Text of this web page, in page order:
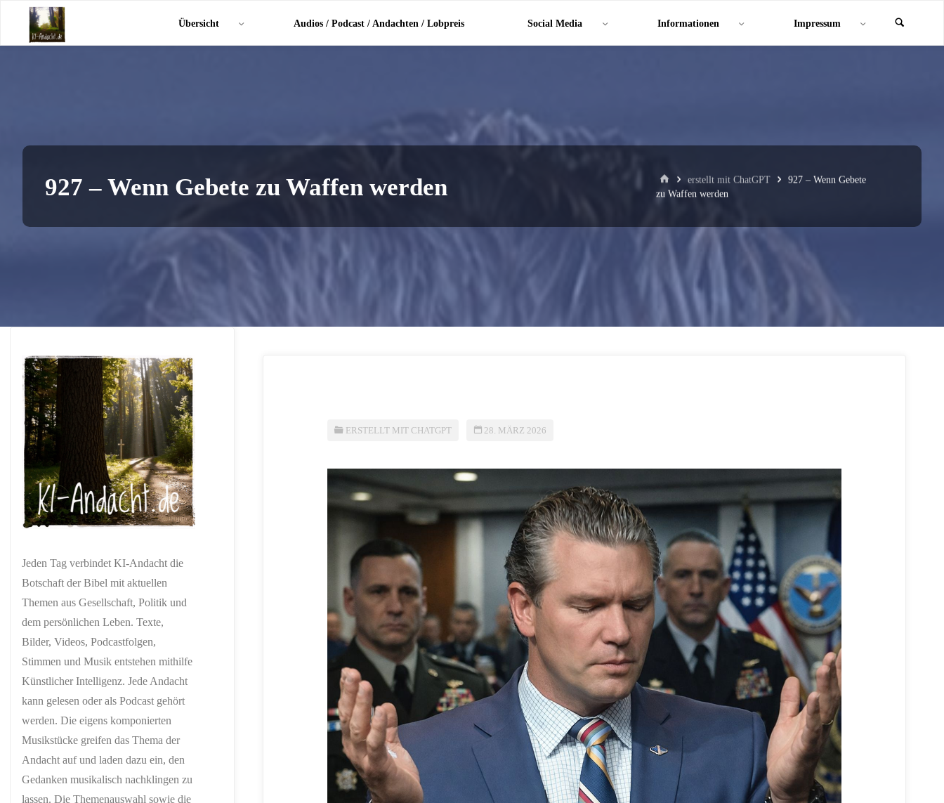
springen
Übersicht Audios / Podcast / Andachten / Lobpreis Social Media Informationen Impressum
927 – Wenn Gebete zu Waffen werden Starterstellt mit ChatGPT
927 – Wenn Gebete
zu Waffen werden
ERSTELLT MIT CHATGPT 28. MÄRZ 2026
Jeden Tag verbindet KI-Andacht die
Botschaft der Bibel mit aktuellen
Themen aus Gesellschaft, Politik und
dem persönlichen Leben. Texte,
Bilder, Videos, Podcastfolgen,
Stimmen und Musik entstehen mithilfe
Künstlicher Intelligenz. Jede Andacht
kann gelesen oder als Podcast gehört
werden. Die eigens komponierten
Musikstücke greifen das Thema der
Andacht auf und laden dazu ein, den
Gedanken musikalisch nachklingen zu
lassen. Die Themenauswahl sowie die